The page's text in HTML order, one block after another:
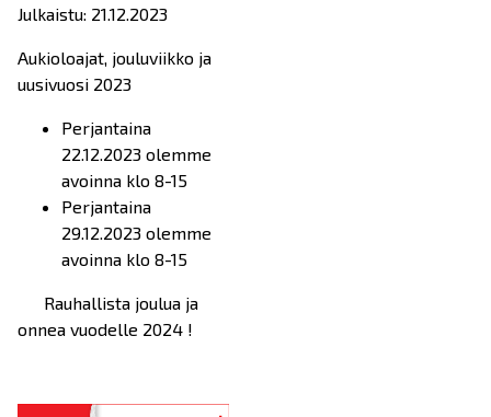
Julkaistu: 21.12.2023
Aukioloajat, jouluviikko ja
uusivuosi 2023
Perjantaina
22.12.2023 olemme
avoinna klo 8-15
Perjantaina
29.12.2023 olemme
avoinna klo 8-15
Rauhallista joulua ja
onnea vuodelle 2024 !